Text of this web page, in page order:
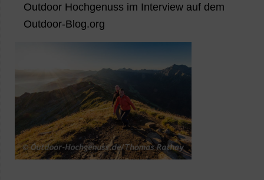
Outdoor Hochgenuss im Interview auf dem
Outdoor-Blog.org